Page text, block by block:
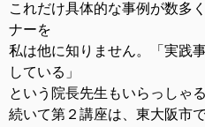
これだけ具体的な事例が数多
ナーを
私は他に知りません。「実践
している」
という院長先生もいらっしゃ
続いて第２講座は、東大阪市